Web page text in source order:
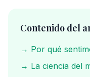
Contenido del
→ Por qué
→ La ciencia del